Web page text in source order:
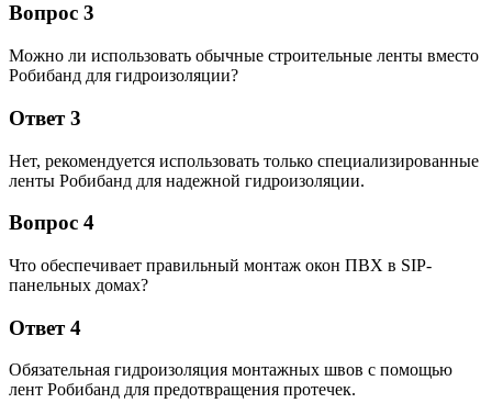
Вопрос 3
Можно ли использовать обычные строительные ленты вместо
Робибанд для гидроизоляции?
Ответ 3
Нет, рекомендуется использовать только специализированные
ленты Робибанд для надежной гидроизоляции.
Вопрос 4
Что обеспечивает правильный монтаж окон ПВХ в SIP-
панельных домах?
Ответ 4
Обязательная гидроизоляция монтажных швов с помощью
лент Робибанд для предотвращения протечек.